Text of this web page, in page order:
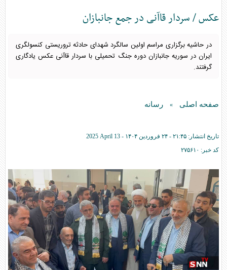
عکس / سردار قاآنی در جمع جانبازان
در حاشیه برگزاری مراسم اولین سالگرد شهدای حادثه تروریستی کنسولگری
ایران در سوریه جانبازان دوره جنگ تحمیلی با سردار قاآنی عکس یادگاری
گرفتند.
صفحه اصلی » رسانه
تاریخ انتشار: ۲۱:۴۵ - ۲۴ فروردين ۱۴۰۴ -
2025 April 13
کد خبر: ۲۷۵۶۱۰